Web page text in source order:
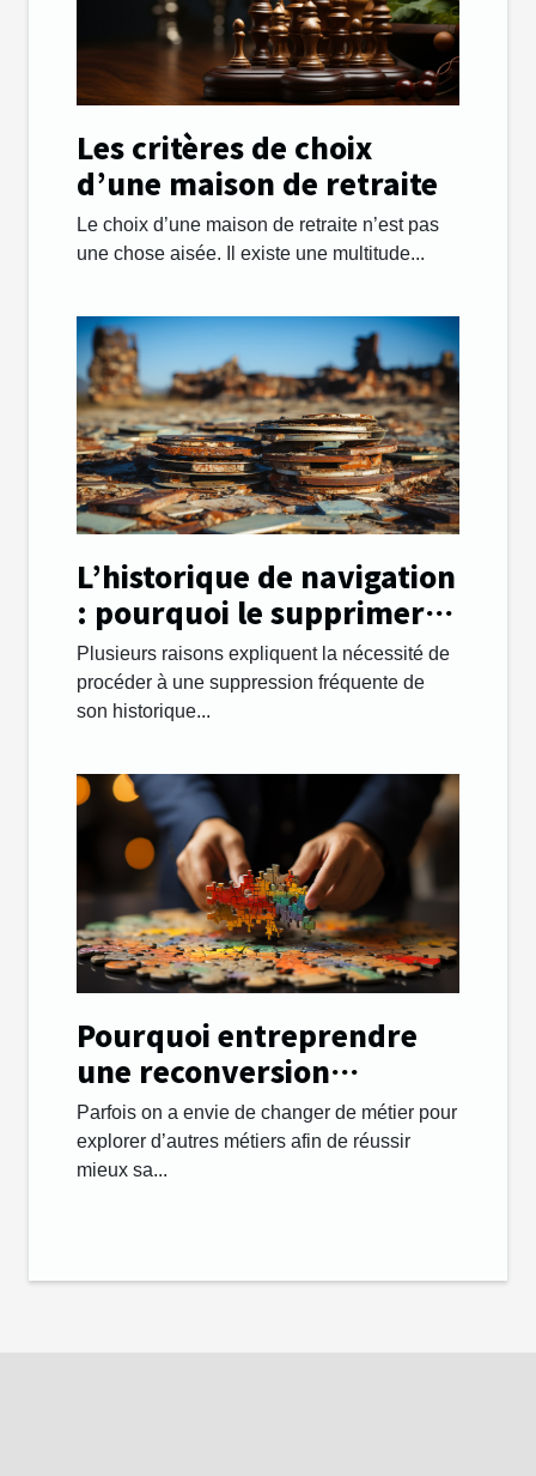
Les critères de choix
d’une maison de retraite
Le choix d’une maison de retraite n’est pas
une chose aisée. Il existe une multitude...
L’historique de navigation
: pourquoi le supprimer
régulièrement ?
Plusieurs raisons expliquent la nécessité de
procéder à une suppression fréquente de
son historique...
Pourquoi entreprendre
une reconversion
professionnelle et
changer de métier ?
Parfois on a envie de changer de métier pour
explorer d’autres métiers afin de réussir
mieux sa...